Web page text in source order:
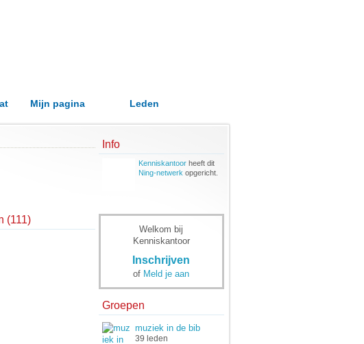
Mijn pagina Leden
(111)
Info
Kenniskantoorheeft dit
Ning-netwerk opgericht.
Welkom bij
Kenniskantoor
Inschrijven
of Meld je aan
Groepen
muziek in de bib
39 leden